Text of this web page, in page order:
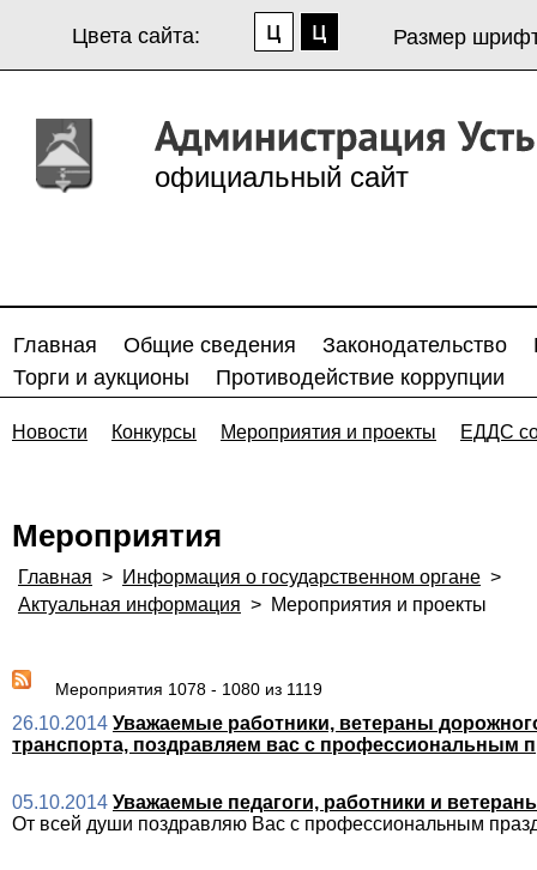
Цвета сайта: Размер
официальный сайт
Главная Общие сведения Законодательство
Торги и аукционы
Противодействие коррупции
Новости Конкурсы Мероприятия и проекты ЕДДС
Мероприятия
Главная > Информация о государственном органе >
Актуальная информация > Мероприятия и проекты
26.10.2014 Уважаемые работники, ветераны
транспорта, поздравляем вас с профессиональным
05.10.2014 Уважаемые педагоги, работники и
От всей души поздравляю Вас с профессиональным
Мероприятия 1078 - 1080 из 1119